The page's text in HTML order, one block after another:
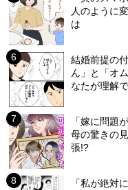
人のように
は
結婚前提の
ん」と「オ
なたが理解
「嫁に問題
母の驚きの
張!?
「私が絶対